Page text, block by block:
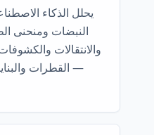
يحلل الذكاء
النبضات ومنحنى
والانتقالات
— القطرات